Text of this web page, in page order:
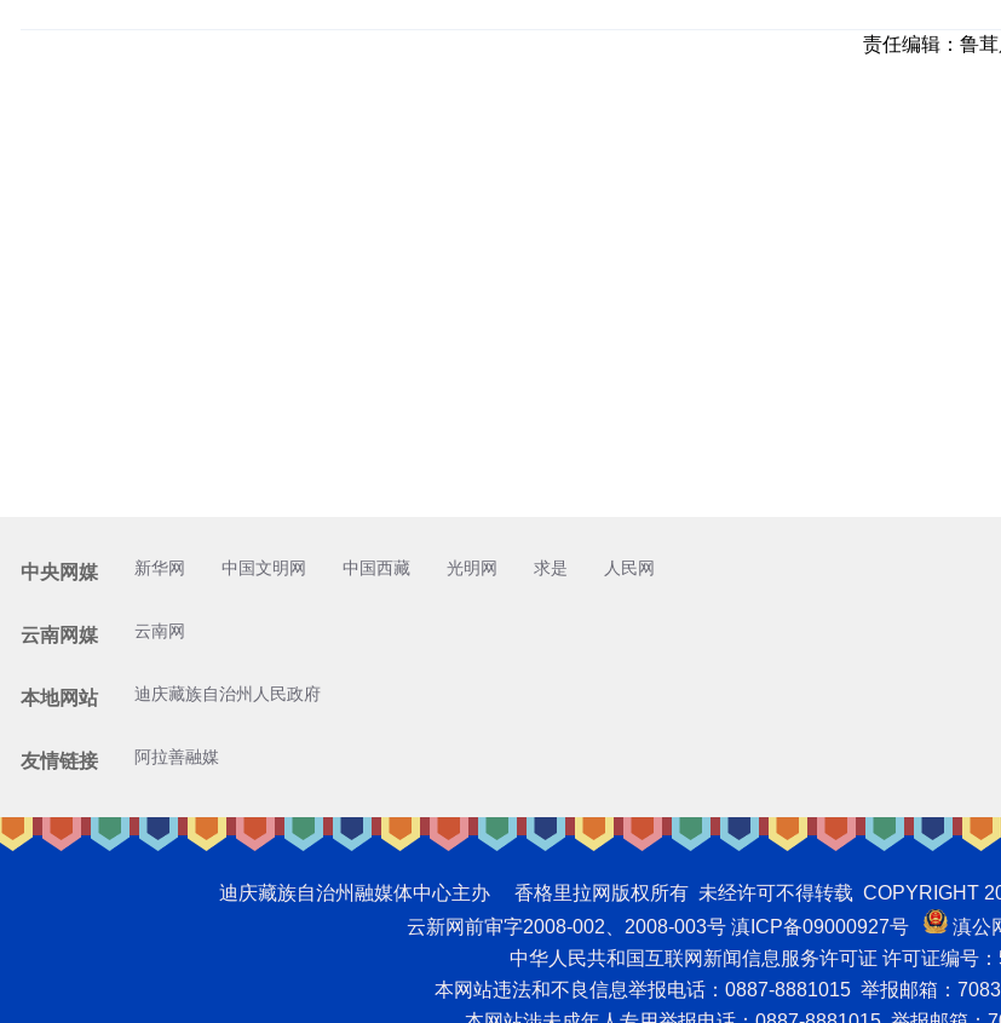
责任编辑： 鲁
中央网媒 新华网 中国文明网 中国西藏 光明网 求是 人民网
云南网媒 云南网
本地网站 迪庆藏族自治州人民政府
友情链接 阿拉善融媒
迪庆藏族自治州融媒体中心主办 香格里拉网版权所有 未经许可不得转载 COPYRIGHT
云新网前审字2008-002、2008-003号 滇ICP备09000927号
滇公
中华人民共和国互联网新闻信息服务许可证 许可证编号
本网站违法和不良信息举报电话：0887-8881015 举报邮箱：